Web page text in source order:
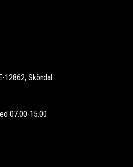
12862, Sköndal
07.00-15.00